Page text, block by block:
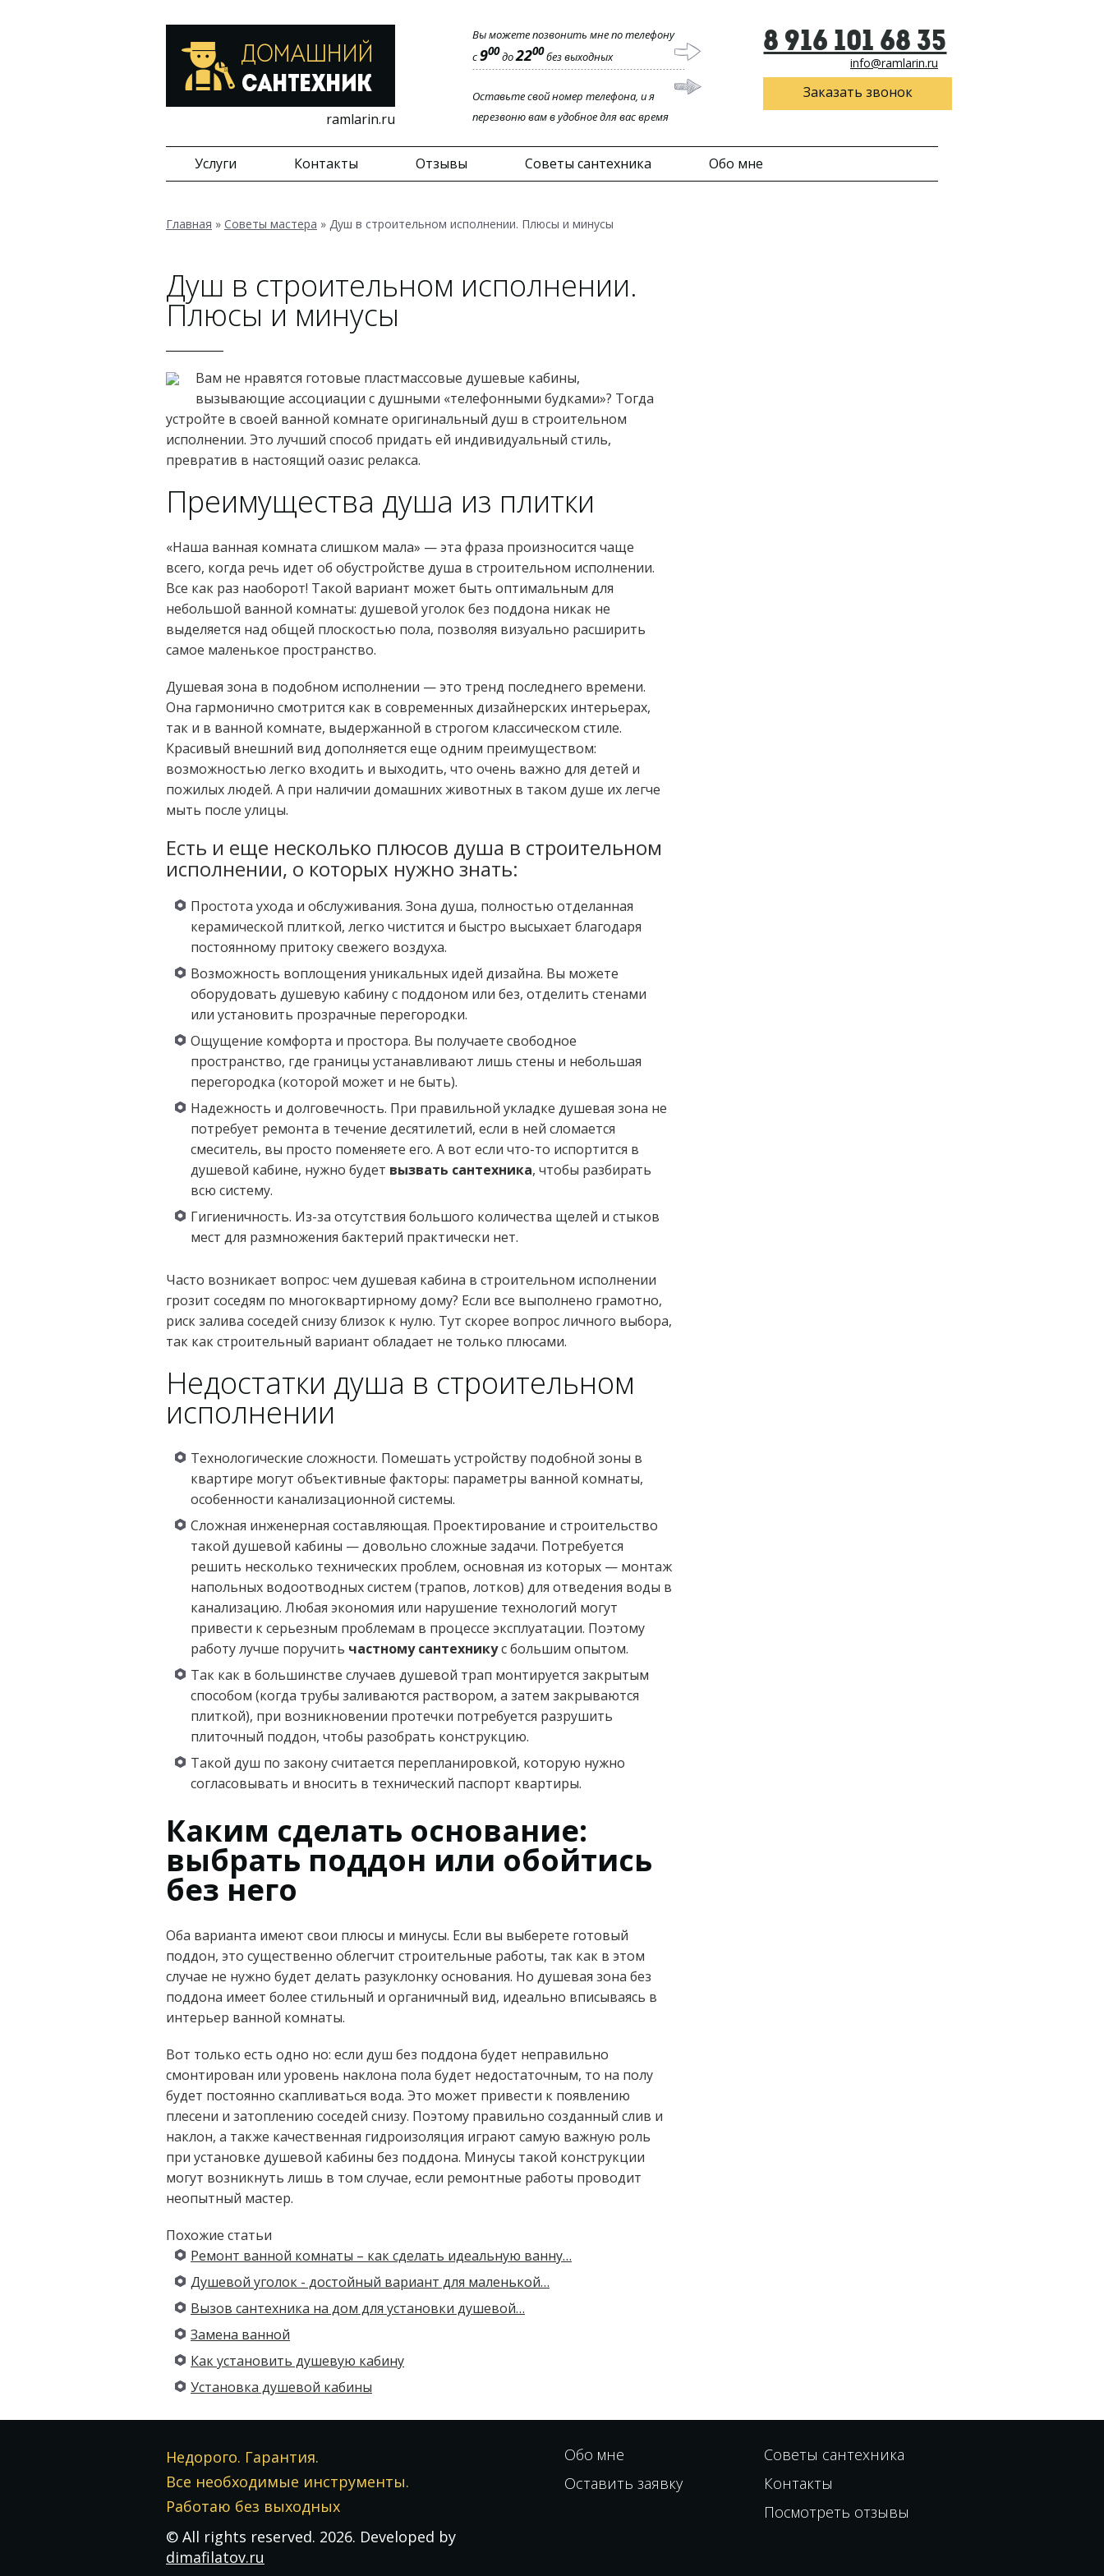
ramlarin.ru
Вы можете позвонить мне по телефону
с900до2200без выходных
Оставьте свой номер телефона, и я
перезвоню вам в удобное для вас время
8 916 101 68 35
info@ramlarin.ru
Заказать звонок
Услуги Контакты Отзывы Советы сантехника Обо мне
Главная » Советы мастера » Душ в строительном исполнении. Плюсы и минусы
Душ в строительном исполнении.
Плюсы и минусы
Вам не нравятся готовые пластмассовые душевые кабины,
вызывающие ассоциации с душными «телефонными будками»? Тогда
устройте в своей ванной комнате оригинальный душ в строительном
исполнении. Это лучший способ придать ей индивидуальный стиль,
превратив в настоящий оазис релакса.
Преимущества душа из плитки
«Наша ванная комната слишком мала» — эта фраза произносится чаще
всего, когда речь идет об обустройстве душа в строительном исполнении.
Все как раз наоборот! Такой вариант может быть оптимальным для
небольшой ванной комнаты: душевой уголок без поддона никак не
выделяется над общей плоскостью пола, позволяя визуально расширить
самое маленькое пространство.
Душевая зона в подобном исполнении — это тренд последнего времени.
Она гармонично смотрится как в современных дизайнерских интерьерах,
так и в ванной комнате, выдержанной в строгом классическом стиле.
Красивый внешний вид дополняется еще одним преимуществом:
возможностью легко входить и выходить, что очень важно для детей и
пожилых людей. А при наличии домашних животных в таком душе их легче
мыть после улицы.
Есть и еще несколько плюсов душа в строительном
исполнении, о которых нужно знать:
Простота ухода и обслуживания. Зона душа, полностью отделанная
керамической плиткой, легко чистится и быстро высыхает благодаря
постоянному притоку свежего воздуха.
Возможность воплощения уникальных идей дизайна. Вы можете
оборудовать душевую кабину с поддоном или без, отделить стенами
или установить прозрачные перегородки.
Ощущение комфорта и простора. Вы получаете свободное
пространство, где границы устанавливают лишь стены и небольшая
перегородка (которой может и не быть).
Надежность и долговечность. При правильной укладке душевая зона не
потребует ремонта в течение десятилетий, если в ней сломается
смеситель, вы просто поменяете его. А вот если что-то испортится в
душевой кабине, нужно будет вызвать сантехника, чтобы разбирать
всю систему.
Гигиеничность. Из-за отсутствия большого количества щелей и стыков
мест для размножения бактерий практически нет.
Часто возникает вопрос: чем душевая кабина в строительном исполнении
грозит соседям по многоквартирному дому? Если все выполнено грамотно,
риск залива соседей снизу близок к нулю. Тут скорее вопрос личного выбора,
так как строительный вариант обладает не только плюсами.
Недостатки душа в строительном
исполнении
Технологические сложности. Помешать устройству подобной зоны в
квартире могут объективные факторы: параметры ванной комнаты,
особенности канализационной системы.
Сложная инженерная составляющая. Проектирование и строительство
такой душевой кабины — довольно сложные задачи. Потребуется
решить несколько технических проблем, основная из которых — монтаж
напольных водоотводных систем (трапов, лотков) для отведения воды в
канализацию. Любая экономия или нарушение технологий могут
привести к серьезным проблемам в процессе эксплуатации. Поэтому
работу лучше поручить частному сантехникус большим опытом.
Так как в большинстве случаев душевой трап монтируется закрытым
способом (когда трубы заливаются раствором, а затем закрываются
плиткой), при возникновении протечки потребуется разрушить
плиточный поддон, чтобы разобрать конструкцию.
Такой душ по закону считается перепланировкой, которую нужно
согласовывать и вносить в технический паспорт квартиры.
Каким сделать основание:
выбрать поддон или обойтись
без него
Оба варианта имеют свои плюсы и минусы. Если вы выберете готовый
поддон, это существенно облегчит строительные работы, так как в этом
случае не нужно будет делать разуклонку основания. Но душевая зона без
поддона имеет более стильный и органичный вид, идеально вписываясь в
интерьер ванной комнаты.
Вот только есть одно но: если душ без поддона будет неправильно
смонтирован или уровень наклона пола будет недостаточным, то на полу
будет постоянно скапливаться вода. Это может привести к появлению
плесени и затоплению соседей снизу. Поэтому правильно созданный слив и
наклон, а также качественная гидроизоляция играют самую важную роль
при установке душевой кабины без поддона. Минусы такой конструкции
могут возникнуть лишь в том случае, если ремонтные работы проводит
неопытный мастер.
Похожие статьи
Ремонт ванной комнаты – как сделать идеальную ванну…
Душевой уголок - достойный вариант для маленькой…
Вызов сантехника на дом для установки душевой…
Замена ванной
Как установить душевую кабину
Установка душевой кабины
Недорого. Гарантия.
Все необходимые инструменты.
Работаю без выходных
© All rights reserved. 2026. Developed by
dimafilatov.ru
Обо мне
Оставить заявку
Советы сантехника
Контакты
Посмотреть отзывы